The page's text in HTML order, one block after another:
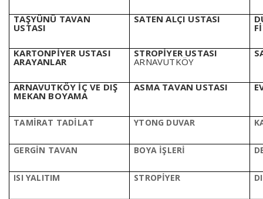
TAŞYÜNÜ TAVAN
USTASI
SATEN ALÇI USTASI
KARTONPİYER USTASI
ARAYANLAR
STROPİYER USTASI
ARNAVUTKÖY
ARNAVUTKÖY İÇ VE DIŞ
MEKAN BOYAMA
ASMA TAVAN USTASI
TAMİRAT TADİLAT YTONG DUVAR
GERGİN TAVAN BOYA İŞLERİ
ISI YALITIM STROPİYER